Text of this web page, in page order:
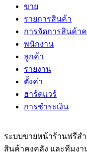
ขาย
รายการสินค้า
การจัดการสินค้า
พนักงาน
ลูกค้า
รายงาน
ตั้งค่า
ฮาร์ดแวร์
การชำระเงิน
ระบบขายหน้าร้านฟรีส
สินค้าคงคลัง และทีมง